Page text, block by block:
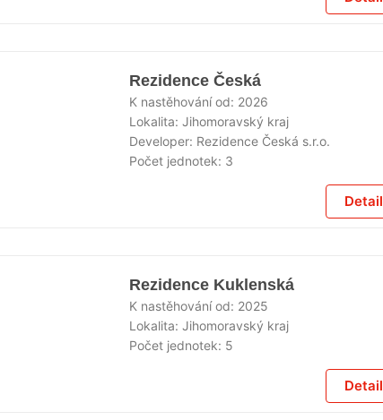
Rezidence Česká
K nastěhování od: 2026
Lokalita:Jihomoravský kraj
Developer: Rezidence Česká s.r.o.
Počet jednotek: 3
Detail
Rezidence Kuklenská
K nastěhování od: 2025
Lokalita:Jihomoravský kraj
Počet jednotek: 5
Detail